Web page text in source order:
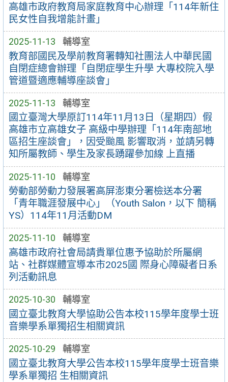
高雄市政府教育局家庭教育中心辦理「114年新住
民女性自我增能計畫」
2025-11-13 輔導室
教育部國民及學前教育署轉知社團法人中華民國
自閉症總會辦理「自閉症學生升學 大專校院入學
管道暨適應輔導座談會」
2025-11-13 輔導室
國立臺灣大學原訂114年11月13日（星期四）假
高雄市立高雄女子 高級中學辦理「114年南部地
區招生座談會」，因受颱風 影響取消，並請另轉
知所屬教師、學生及家長踴躍參加線 上直播
2025-11-10 輔導室
勞動部勞動力發展署高屏澎東分署檢送本分署
「青年職涯發展中心」（Youth Salon，以下 簡稱
YS）114年11月活動DM
2025-11-10 輔導室
高雄市政府社會局請貴單位惠予協助於所屬網
站、社群媒體宣導本市2025國 際身心障礙者日系
列活動訊息
2025-10-30 輔導室
國立臺北教育大學協助公告本校115學年度學士班
音樂學系單獨招生相關資訊
2025-10-29 輔導室
國立臺北教育大學公告本校115學年度學士班音樂
學系單獨招 生相關資訊